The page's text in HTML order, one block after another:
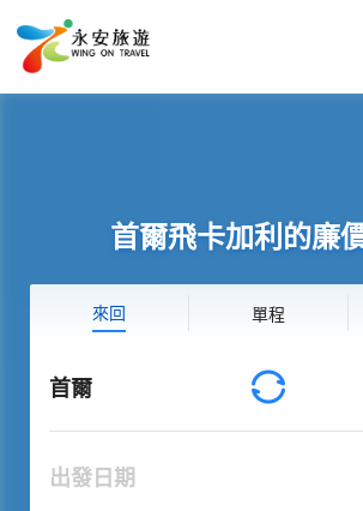
首爾飛卡加利的廉
來回 單程
首爾
出發日期